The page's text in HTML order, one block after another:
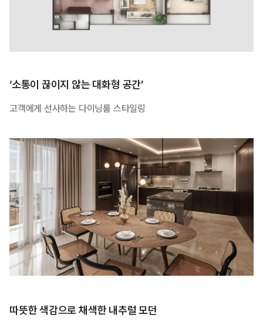
‘소통이 끊이지 않는 대화형 공간’
고객에게 선사하는 다이닝룸 스타일링
따뜻한 색감으로 채색한 내추럴 모던